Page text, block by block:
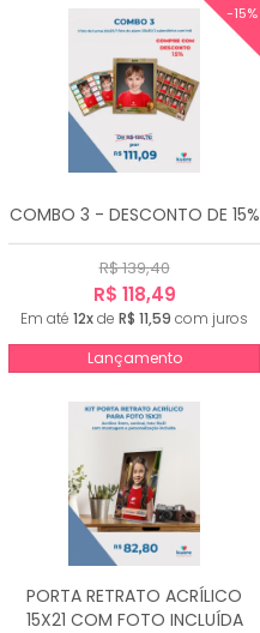
-15%
COMBO 3 - DESCONTO DE 15%
R$ 139,40
R$ 118,49
Em até 12xde R$ 11,59 com juros
Lançamento
PORTA RETRATO ACRÍLICO
15X21 COM FOTO INCLUÍDA